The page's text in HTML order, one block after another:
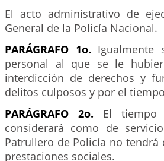
El acto administrativo de
General de la Policía Nacional.
PARÁGRAFO 1o. Igualmente
personal al que se le
interdicción de derechos y
delitos culposos y por el
PARÁGRAFO 2o. El tiempo
considerará como de
Patrullero de Policía no tendrá
prestaciones sociales.